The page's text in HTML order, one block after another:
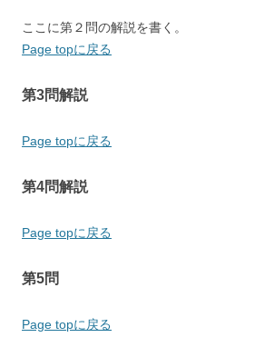
ここに第２問の解説を書く。
Page topに戻る
第3問解説
Page topに戻る
第4問解説
Page topに戻る
第5問
Page topに戻る